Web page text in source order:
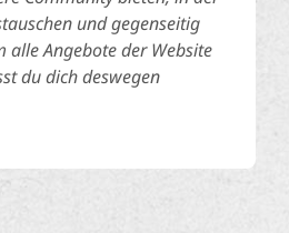
und gegenseitig
alle Angebote der Website
du dich deswegen